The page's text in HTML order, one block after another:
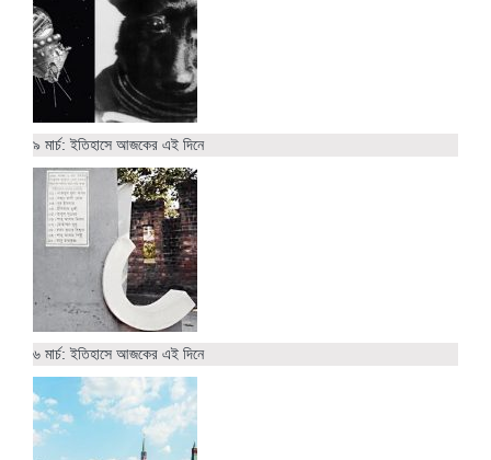
৯ মার্চ: ইতিহাসে আজকের এই দিনে
৬ মার্চ: ইতিহাসে আজকের এই দিনে